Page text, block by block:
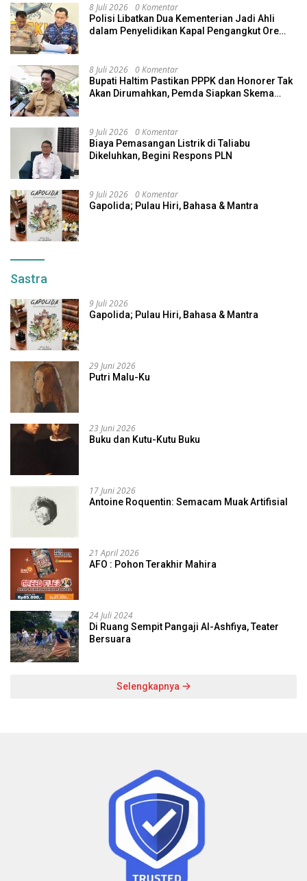
8 Juli 2026 0 Komentar
Polisi Libatkan Dua Kementerian Jadi Ahli
dalam Penyelidikan Kapal Pengangkut Ore
8 Juli 2026 0 Komentar
Bupati Haltim Pastikan PPPK dan Honorer Tak
Akan Dirumahkan, Pemda Siapkan Skema
9 Juli 2026 0 Komentar
Biaya Pemasangan Listrik di Taliabu
Dikeluhkan, Begini Respons PLN
9 Juli 2026 0 Komentar
Gapolida; Pulau Hiri, Bahasa & Mantra
Sastra
9 Juli 2026
Gapolida; Pulau Hiri, Bahasa & Mantra
29 Juni 2026
Putri Malu-Ku
23 Juni 2026
Buku dan Kutu-Kutu Buku
17 Juni 2026
Antoine Roquentin: Semacam Muak Artifisial
21 April 2026
AFO : Pohon Terakhir Mahira
24 Juli 2024
Di Ruang Sempit Pangaji Al-Ashfiya, Teater
Bersuara
Selengkapnya